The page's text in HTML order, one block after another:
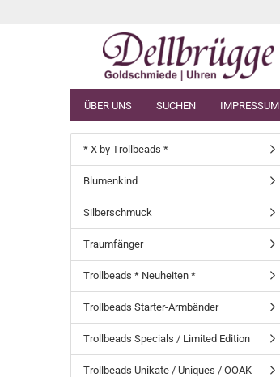
ÜBER UNS SUCHEN IMPRESSUM
* X by Trollbeads *
Blumenkind
Silberschmuck
Traumfänger
Trollbeads * Neuheiten *
Trollbeads Starter-Armbänder
Trollbeads Specials / Limited Edition
Trollbeads Unikate / Uniques / OOAK